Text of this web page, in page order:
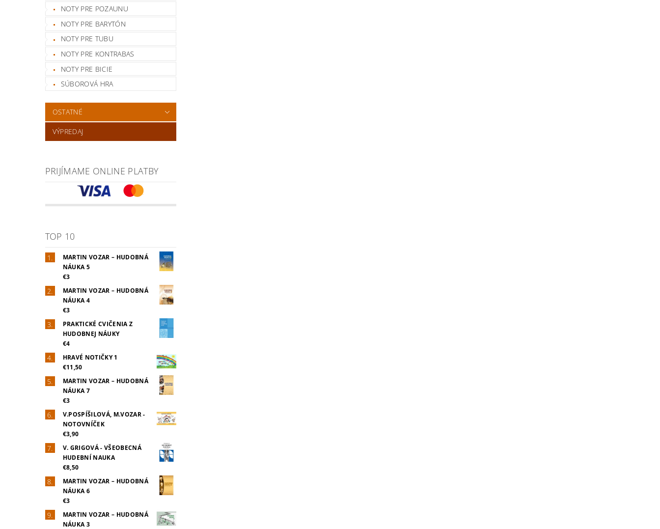
NOTY PRE POZAUNU
NOTY PRE BARYTÓN
NOTY PRE TUBU
NOTY PRE KONTRABAS
NOTY PRE BICIE
SÚBOROVÁ HRA
OSTATNÉ
VÝPREDAJ
PRIJÍMAME ONLINE PLATBY
TOP 10
MARTIN VOZAR – HUDOBNÁ
NÁUKA 5
€3
MARTIN VOZAR – HUDOBNÁ
NÁUKA 4
€3
PRAKTICKÉ CVIČENIA Z
HUDOBNEJ NÁUKY
€4
HRAVÉ NOTIČKY 1
€11,50
MARTIN VOZAR – HUDOBNÁ
NÁUKA 7
€3
V.POSPÍŠILOVÁ, M.VOZAR -
NOTOVNÍČEK
€3,90
V. GRIGOVÁ - VŠEOBECNÁ
HUDEBNÍ NAUKA
€8,50
MARTIN VOZAR – HUDOBNÁ
NÁUKA 6
€3
MARTIN VOZAR – HUDOBNÁ
NÁUKA 3